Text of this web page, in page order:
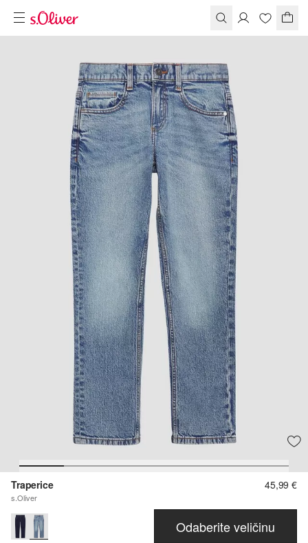
Traperice
s.Oliver
45,99 €
Odaberite veličinu